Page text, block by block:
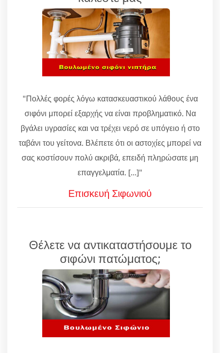
"Πολλές φορές λόγω κατασκευαστικού λάθους ένα
σιφόνι μπορεί εξαρχής να είναι προβληματικό. Να
βγάλει υγρασίες και να τρέχει νερό σε υπόγειο ή στο
ταβάνι του γείτονα. Βλέπετε ότι οι αστοχίες μπορεί να
σας κοστίσουν πολύ ακριβά, επειδή πληρώσατε μη
επαγγελματία. [...]"
Επισκευή Σιφωνιού
Θέλετε να αντικαταστήσουμε το
σιφώνι πατώματος;